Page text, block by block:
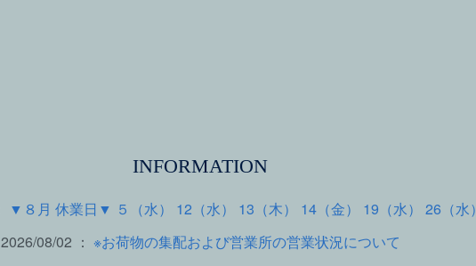
INFORMATION
▼８月 休業日▼ ５（水） 12（水） 13（木） 14（金） 19（水） 26（水）
2026/08/02 ： ※お荷物の集配および営業所の営業状況について